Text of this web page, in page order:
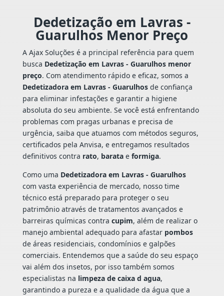
Dedetização em Lavras -
Guarulhos Menor Preço
A Ajax Soluções é a principal referência para quem
busca Dedetização em Lavras - Guarulhos menor
preço. Com atendimento rápido e eficaz, somos a
Dedetizadora em Lavras - Guarulhosde confiança
para eliminar infestações e garantir a higiene
absoluta do seu ambiente. Se você está enfrentando
problemas com pragas urbanas e precisa de
urgência, saiba que atuamos com métodos seguros,
certificados pela Anvisa, e entregamos resultados
definitivos contra rato, baratae formiga.
Como uma Dedetizadora em Lavras - Guarulhos
com vasta experiência de mercado, nosso time
técnico está preparado para proteger o seu
patrimônio através de tratamentos avançados e
barreiras químicas contra cupim, além de realizar o
manejo ambiental adequado para afastar pombos
de áreas residenciais, condomínios e galpões
comerciais. Entendemos que a saúde do seu espaço
vai além dos insetos, por isso também somos
especialistas na limpeza de caixa d agua,
garantindo a pureza e a qualidade da água que a